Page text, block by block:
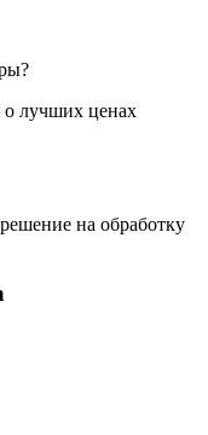
о лучших ценах
на обработку